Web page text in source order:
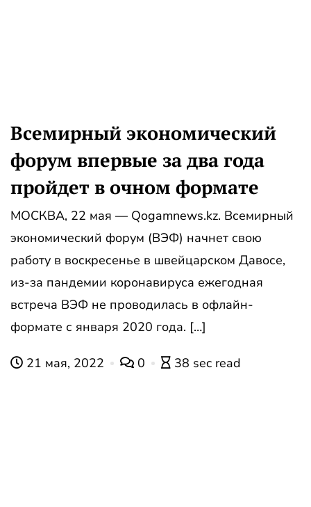
Всемирный экономический
форум впервые за два года
пройдет в очном формате
МОСКВА, 22 мая — Qogamnews.kz. Всемирный
экономический форум (ВЭФ) начнет свою
работу в воскресенье в швейцарском Давосе,
из-за пандемии коронавируса ежегодная
встреча ВЭФ не проводилась в офлайн-
формате с января 2020 года. […]
21 мая, 2022 0 38 sec read